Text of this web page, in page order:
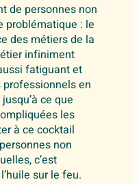
de personnes non
problématique : le
des métiers de la
infiniment
fatiguant et
en
ce que
les
à ce cocktail
non
c’est
sur le feu.